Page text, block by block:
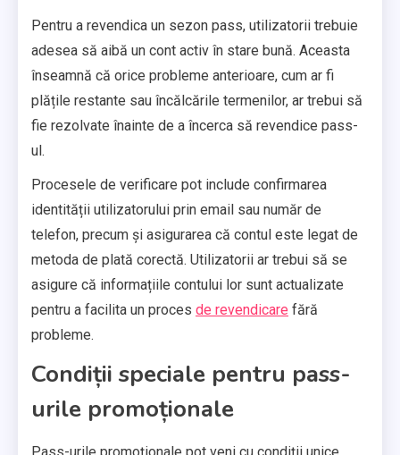
Pentru a revendica un sezon pass, utilizatorii trebuie
adesea să aibă un cont activ în stare bună. Aceasta
înseamnă că orice probleme anterioare, cum ar fi
plățile restante sau încălcările termenilor, ar trebui să
fie rezolvate înainte de a încerca să revendice pass-
ul.
Procesele de verificare pot include confirmarea
identității utilizatorului prin email sau număr de
telefon, precum și asigurarea că contul este legat de
metoda de plată corectă. Utilizatorii ar trebui să se
asigure că informațiile contului lor sunt actualizate
pentru a facilita un proces de revendicare fără
probleme.
Condiții speciale pentru pass-
urile promoționale